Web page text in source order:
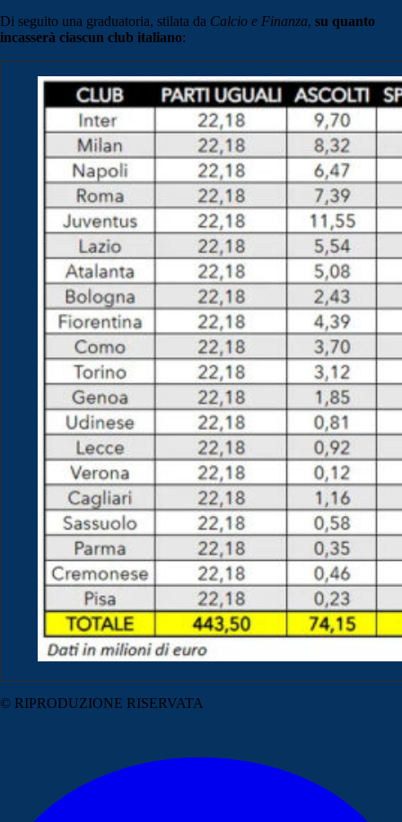
Di seguito una graduatoria, stilata da Calcio e Finanza, su quanto
incasserà ciascun club italiano:
© RIPRODUZIONE RISERVATA